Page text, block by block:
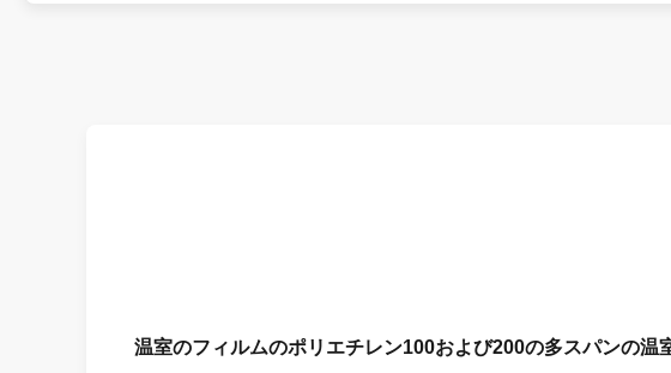
温室のフィルムのポリエチレン100および200の多スパンの温